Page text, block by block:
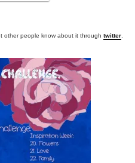
other people know about it through twitter